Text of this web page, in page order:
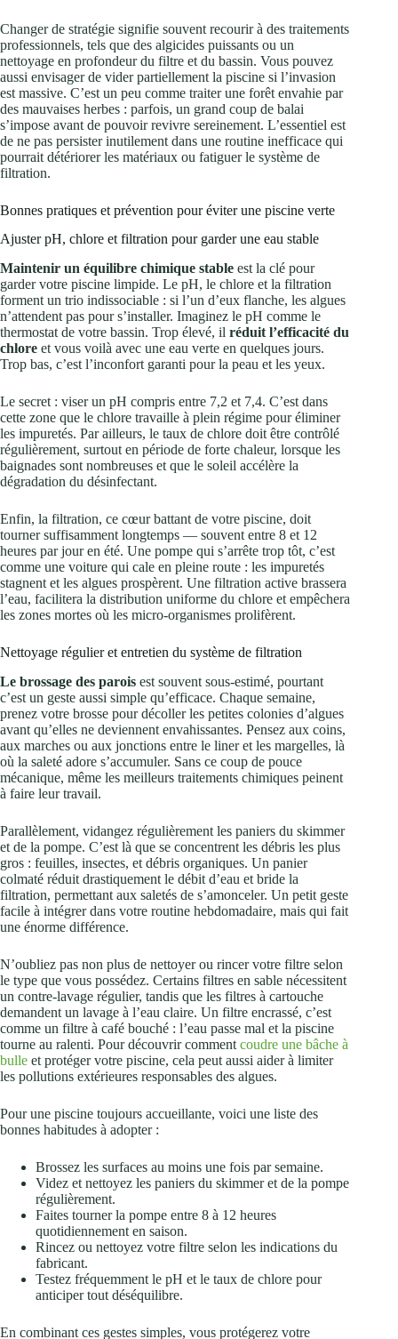
Changer de stratégie signifie souvent recourir à des traitements
professionnels, tels que des algicides puissants ou un
nettoyage en profondeur du filtre et du bassin. Vous pouvez
aussi envisager de vider partiellement la piscine si l’invasion
est massive. C’est un peu comme traiter une forêt envahie par
des mauvaises herbes : parfois, un grand coup de balai
s’impose avant de pouvoir revivre sereinement. L’essentiel est
de ne pas persister inutilement dans une routine inefficace qui
pourrait détériorer les matériaux ou fatiguer le système de
filtration.
Bonnes pratiques et prévention pour éviter une piscine verte
Ajuster pH, chlore et filtration pour garder une eau stable
Maintenir un équilibre chimique stable est la clé pour
garder votre piscine limpide. Le pH, le chlore et la filtration
forment un trio indissociable : si l’un d’eux flanche, les algues
n’attendent pas pour s’installer. Imaginez le pH comme le
thermostat de votre bassin. Trop élevé, il réduit l’efficacité du
chlore et vous voilà avec une eau verte en quelques jours.
Trop bas, c’est l’inconfort garanti pour la peau et les yeux.
Le secret : viser un pH compris entre 7,2 et 7,4. C’est dans
cette zone que le chlore travaille à plein régime pour éliminer
les impuretés. Par ailleurs, le taux de chlore doit être contrôlé
régulièrement, surtout en période de forte chaleur, lorsque les
baignades sont nombreuses et que le soleil accélère la
dégradation du désinfectant.
Enfin, la filtration, ce cœur battant de votre piscine, doit
tourner suffisamment longtemps — souvent entre 8 et 12
heures par jour en été. Une pompe qui s’arrête trop tôt, c’est
comme une voiture qui cale en pleine route : les impuretés
stagnent et les algues prospèrent. Une filtration active brassera
l’eau, facilitera la distribution uniforme du chlore et empêchera
les zones mortes où les micro-organismes prolifèrent.
Nettoyage régulier et entretien du système de filtration
Le brossage des parois est souvent sous-estimé, pourtant
c’est un geste aussi simple qu’efficace. Chaque semaine,
prenez votre brosse pour décoller les petites colonies d’algues
avant qu’elles ne deviennent envahissantes. Pensez aux coins,
aux marches ou aux jonctions entre le liner et les margelles, là
où la saleté adore s’accumuler. Sans ce coup de pouce
mécanique, même les meilleurs traitements chimiques peinent
à faire leur travail.
Parallèlement, vidangez régulièrement les paniers du skimmer
et de la pompe. C’est là que se concentrent les débris les plus
gros : feuilles, insectes, et débris organiques. Un panier
colmaté réduit drastiquement le débit d’eau et bride la
filtration, permettant aux saletés de s’amonceler. Un petit geste
facile à intégrer dans votre routine hebdomadaire, mais qui fait
une énorme différence.
N’oubliez pas non plus de nettoyer ou rincer votre filtre selon
le type que vous possédez. Certains filtres en sable nécessitent
un contre-lavage régulier, tandis que les filtres à cartouche
demandent un lavage à l’eau claire. Un filtre encrassé, c’est
comme un filtre à café bouché : l’eau passe mal et la piscine
tourne au ralenti. Pour découvrir comment coudre une bâche à
bulle et protéger votre piscine, cela peut aussi aider à limiter
les pollutions extérieures responsables des algues.
Pour une piscine toujours accueillante, voici une liste des
bonnes habitudes à adopter :
Brossez les surfaces au moins une fois par semaine.
Videz et nettoyez les paniers du skimmer et de la pompe
régulièrement.
Faites tourner la pompe entre 8 à 12 heures
quotidiennement en saison.
Rincez ou nettoyez votre filtre selon les indications du
fabricant.
Testez fréquemment le pH et le taux de chlore pour
anticiper tout déséquilibre.
En combinant ces gestes simples, vous protégerez votre